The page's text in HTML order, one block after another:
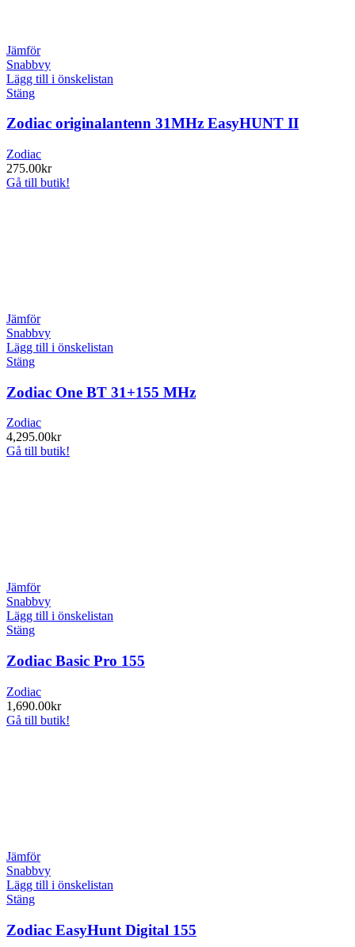
Jämför
Snabbvy
Lägg till i önskelistan
Stäng
Zodiac originalantenn 31MHz EasyHUNT II
Zodiac
275.00kr
Gå till butik!
Jämför
Snabbvy
Lägg till i önskelistan
Stäng
Zodiac One BT 31+155 MHz
Zodiac
4,295.00kr
Gå till butik!
Jämför
Snabbvy
Lägg till i önskelistan
Stäng
Zodiac Basic Pro 155
Zodiac
1,690.00kr
Gå till butik!
Jämför
Snabbvy
Lägg till i önskelistan
Stäng
Zodiac EasyHunt Digital 155